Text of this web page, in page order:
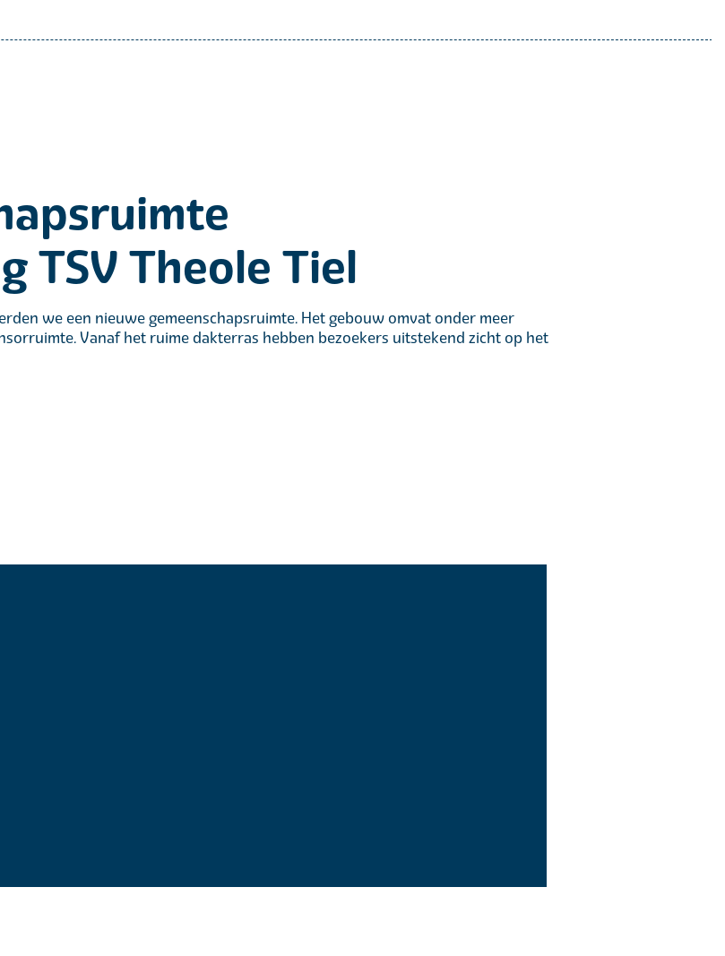
TSV Theole Tiel
we een nieuwe gemeenschapsruimte. Het gebouw omvat onder meer
Vanaf het ruime dakterras hebben bezoekers uitstekend zicht op het